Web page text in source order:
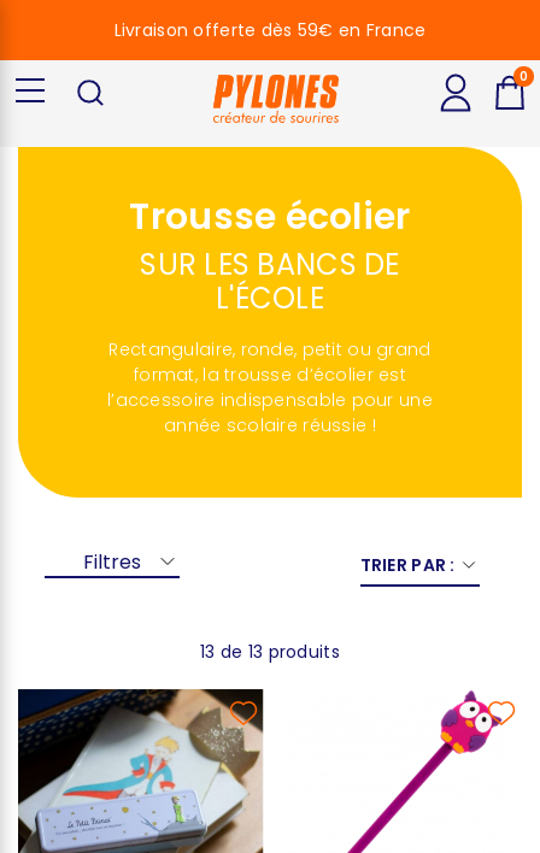
Trousse écolier
SUR LES BANCS DE
L'ÉCOLE
Rectangulaire, ronde, petit ou grand
format, la trousse d’écolier est
l’accessoire indispensable pour une
année scolaire réussie !
Filtres TRIER PAR :
13 de 13 produits
Livraison offerte dès 59€ en France
0